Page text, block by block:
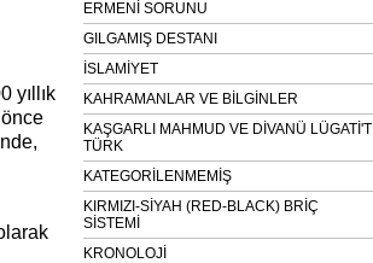
yıllık
önce
ERMENİ SORUNU
GILGAMIŞ DESTANI
İSLAMİYET
KAHRAMANLAR VE BİLGİNLER
KAŞGARLI MAHMUD VE DİVANÜ LÜGATİ'T
TÜRK
KATEGORİLENMEMİŞ
KIRMIZI-SİYAH (RED-BLACK) BRİÇ
SİSTEMİ
KRONOLOJİ